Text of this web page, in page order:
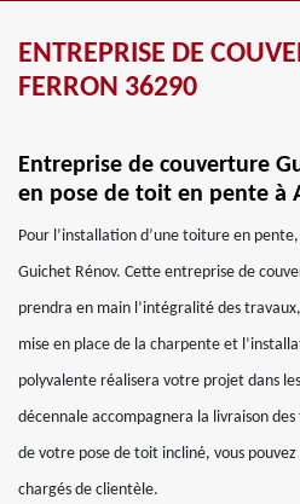
ENTREPRISE DE
FERRON 36290
Entreprise de couverture
en pose de toit en pente à
Pour l’installation d’une toiture en
Guichet Rénov. Cette entreprise de
prendra en main l’intégralité des
mise en place de la charpente et
polyvalente réalisera votre projet dans
décennale accompagnera la livraison
de votre pose de toit incliné, vous
chargés de clientèle.